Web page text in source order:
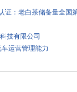
证：老白茶储备量全国
技有限公司
运营管理能力